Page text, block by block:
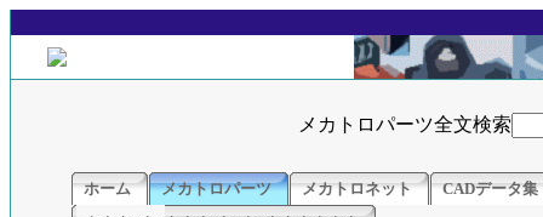
メカトロパーツ全文検索
ホーム メカトロパーツ メカトロネット
CADデータ集